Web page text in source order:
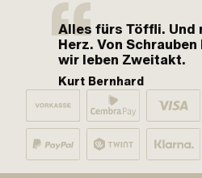
Alles fürs Töffli. Und
Herz. Von
wir leben Zweitakt.
Kurt Bernhard